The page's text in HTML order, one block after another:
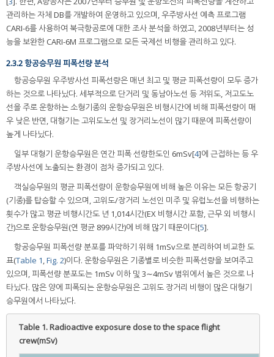
관리하는 자체 DB를 개발하여 운영하고 있으며, 우주방사선 예측 프로그램
CARI-6를 사용하여 북극항공로에 대한 조사 분석을 하였고, 2008년부터는 성
능을 보완한 CARI-6M 프로그램으로 모든 국제선 비행을 관리하고 있다.
2.3.2 항공승무원 피폭선량 분석
항공승무원 우주방사선 피폭선량은 매년 최고 및 평균 피폭선량이 모두 증가
하는 것으로 나타났다. 세부적으로 단거리 및 동남아노선 등 저위도, 저고도노
선을 주로 운항하는 소형기종의 운항승무원은 비행시간에 비해 피폭선량이 매
우 낮은 반면, 대형기는 고위도노선 및 장거리노선이 많기 때문에 피폭선량이
높게 나타났다.
일부 대형기 운항승무원은 연간 피폭 선량한도인 6mSv[4]에 근접하는 등 우
주방사선에 노출되는 환경이 점차 증가되고 있다.
객실승무원의 평균 피폭선량이 운항승무원에 비해 높은 이유는 모든 항공기
(기종)를 탑승할 수 있으며, 고위도/장거리 노선인 미주 및 유럽노선을 비행하는
횟수가 많고 평균 비행시간도 년 1,014시간(EX 비행시간 포함, 근무 외 비행시
간)으로 운항승무원(연 평균 899시간)에 비해 많기 때문이다[5].
항공승무원 피폭선량 분포를 파악하기 위해 1mSv으로 분리하여 비교한 도
표(Table 1,Fig. 2)이다. 운항승무원은 기종별로 비슷한 피폭선량을 보여주고
있으며, 피폭선량 분포도는 1mSv 이하 및 3∼4mSv 범위에서 높은 것으로 나
타났다. 많은 양에 피폭되는 운항승무원은 고위도 장거리 비행이 많은 대형기
승무원에서 나타났다.
Table 1.Radioactive exposure dose to the space flight
crew(mSv)